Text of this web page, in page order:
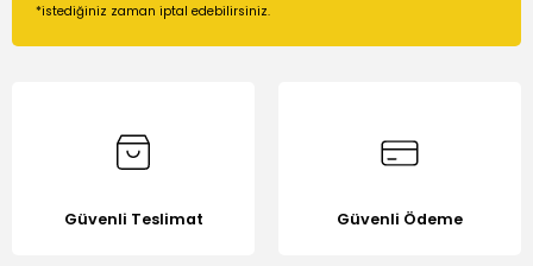
*istediğiniz zaman iptal edebilirsiniz.
Güvenli Teslimat Güvenli Ödeme